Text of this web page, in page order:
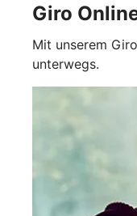
Giro
Mit unserem
unterwegs.